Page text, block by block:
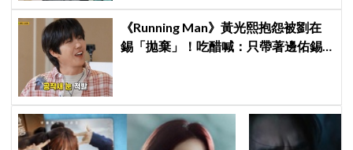
《Running Man》黃光熙抱怨被劉在
錫「拋棄」！吃醋喊：只帶著邊佑錫